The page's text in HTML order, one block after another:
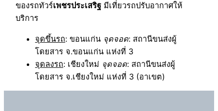
ของรถทัวร์เพชรประเสริฐ มีเที่ยวรถปรับอากาศให้
บริการ
จุดขึ้นรถ: ขอนแก่น จุดจอด: สถานีขนส่งผู้
โดยสาร จ.ขอนแก่น แห่งที่ 3
จุดลงรถ: เชียงใหม่ จุดจอด: สถานีขนส่งผู้
โดยสาร จ.เชียงใหม่ แห่งที่ 3 (อาเขต)